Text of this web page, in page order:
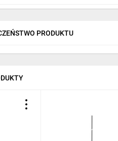
PRODUKTU